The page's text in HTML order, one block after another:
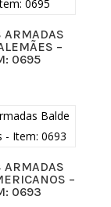
ARMADAS
–
0695
ARMADAS
–
0693